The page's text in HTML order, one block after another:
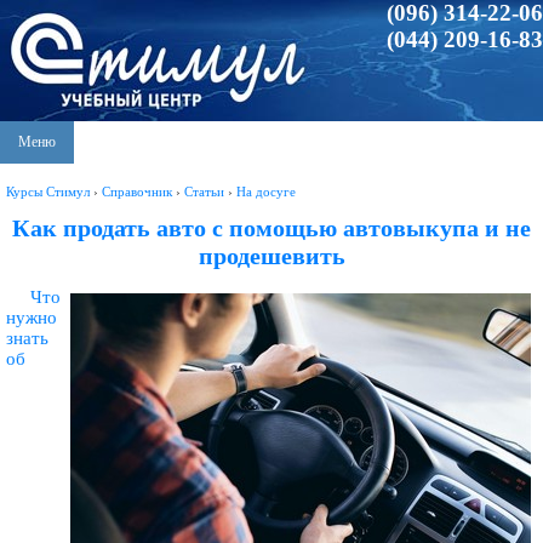
(096) 314-22-06
(044) 209-16-83
Меню
Курсы Стимул › Справочник › Статьи › На досуге
Как продать авто с помощью автовыкупа и не
продешевить
Что
нужно
знать
об